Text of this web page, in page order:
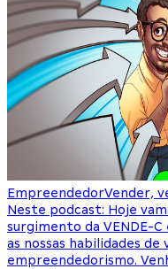
EmpreendedorVender,
Neste podcast: Hoje
surgimento da VENDE-
as nossas habilidades de
empreendedorismo.